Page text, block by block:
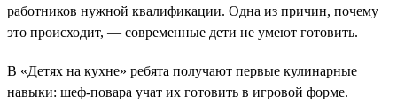
работников нужной квалификации. Одна из причин, почему
это происходит, — современные дети не умеют готовить.
В «Детях на кухне» ребята получают первые кулинарные
навыки: шеф-повара учат их готовить в игровой форме.